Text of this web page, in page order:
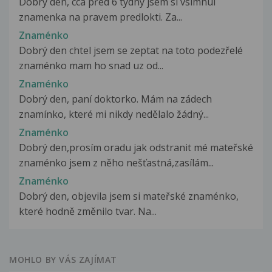
znamenka na pravem predlokti. Za...
Znaménko
Dobrý den chtel jsem se zeptat na toto podezřelé
znaménko mam ho snad uz od...
Znaménko
Dobrý den, paní doktorko. Mám na zádech
znamínko, které mi nikdy nedělalo žádný...
Znaménko
Dobrý den,prosím oradu jak odstranit mé mateřské
znaménko jsem z něho nešťastná,zasílám...
Znaménko
Dobrý den, objevila jsem si mateřské znaménko,
které hodně změnilo tvar. Na...
MOHLO BY VÁS ZAJÍMAT